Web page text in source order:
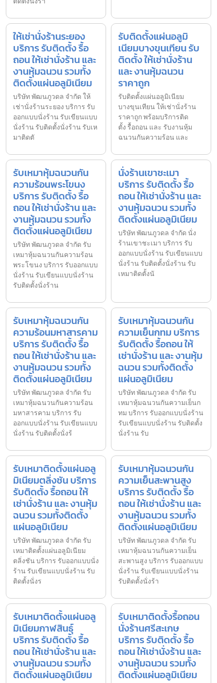
ให้เช่านั่งร้านระยอง
บริการ รับติดตั้ง รื้อ
ถอน ให้เช่านั่งร้าน และ
งานหุ้มฉนวน รวมทั้ง
ติดตั้งแผ่นอลูมิเนียม
บริษัท พัฒนภูวดล จำกัด ให้
เช่านั่งร้านระยอง บริการ รับ
ออกแบบนั่งร้าน รับเขียนแบบ
นั่งร้าน รับติดตั้งนั่งร้าน รับเห
มาติดตั
รับติดตั้งแผ่นอลูมิ
เนียมบางขุนเทียน รับ
ติดตั้ง ให้เช่านั่งร้าน
และ งานหุ้มฉนวน
ราคาถูก
รับติดตั้งแผ่นอลูมิเนียม
บางขุนเทียน ให้เช่านั่งร้าน
ราคาถูก พร้อมบริการติด
ตั้ง รื้อถอน และ รับงานหุ้ม
ฉนวนกันความร้อน และ
รับเหมาหุ้มฉนวนกัน
ความร้อนพระโขนง
บริการ รับติดตั้ง รื้อ
ถอน ให้เช่านั่งร้าน และ
งานหุ้มฉนวน รวมทั้ง
ติดตั้งแผ่นอลูมิเนียม
บริษัท พัฒนภูวดล จำกัด รับ
เหมาหุ้มฉนวนกันความร้อน
พระโขนง บริการ รับออกแบบ
นั่งร้าน รับเขียนแบบนั่งร้าน
รับติดตั้งนั่งร้าน
นั่งร้านเขาชะเมา
บริการ รับติดตั้ง รื้อ
ถอน ให้เช่านั่งร้าน และ
งานหุ้มฉนวน รวมทั้ง
ติดตั้งแผ่นอลูมิเนียม
บริษัท พัฒนภูวดล จำกัด นั่ง
ร้านเขาชะเมา บริการ รับ
ออกแบบนั่งร้าน รับเขียนแบบ
นั่งร้าน รับติดตั้งนั่งร้าน รับ
เหมาติดตั้งนั
รับเหมาหุ้มฉนวนกัน
ความร้อนมหาสารคาม
บริการ รับติดตั้ง รื้อ
ถอน ให้เช่านั่งร้าน และ
งานหุ้มฉนวน รวมทั้ง
ติดตั้งแผ่นอลูมิเนียม
บริษัท พัฒนภูวดล จำกัด รับ
เหมาหุ้มฉนวนกันความร้อน
มหาสารคาม บริการ รับ
ออกแบบนั่งร้าน รับเขียนแบบ
นั่งร้าน รับติดตั้งนั่งร้
รับเหมาหุ้มฉนวนกัน
ความเย็นกทม บริการ
รับติดตั้ง รื้อถอน ให้
เช่านั่งร้าน และ งานหุ้ม
ฉนวน รวมทั้งติดตั้ง
แผ่นอลูมิเนียม
บริษัท พัฒนภูวดล จำกัด รับ
เหมาหุ้มฉนวนกันความเย็นก
ทม บริการ รับออกแบบนั่งร้าน
รับเขียนแบบนั่งร้าน รับติดตั้ง
นั่งร้าน รับ
รับเหมาติดตั้งแผ่นอลู
มิเนียมตลิ่งชัน บริการ
รับติดตั้ง รื้อถอน ให้
เช่านั่งร้าน และ งานหุ้ม
ฉนวน รวมทั้งติดตั้ง
แผ่นอลูมิเนียม
บริษัท พัฒนภูวดล จำกัด รับ
เหมาติดตั้งแผ่นอลูมิเนียม
ตลิ่งชัน บริการ รับออกแบบนั่ง
ร้าน รับเขียนแบบนั่งร้าน รับ
ติดตั้งนั่งร
รับเหมาหุ้มฉนวนกัน
ความเย็นสะพานสูง
บริการ รับติดตั้ง รื้อ
ถอน ให้เช่านั่งร้าน และ
งานหุ้มฉนวน รวมทั้ง
ติดตั้งแผ่นอลูมิเนียม
บริษัท พัฒนภูวดล จำกัด รับ
เหมาหุ้มฉนวนกันความเย็น
สะพานสูง บริการ รับออกแบบ
นั่งร้าน รับเขียนแบบนั่งร้าน
รับติดตั้งนั่งร้า
รับเหมาติดตั้งแผ่นอลู
มิเนียมกาฬสินธุ์
บริการ รับติดตั้ง รื้อ
ถอน ให้เช่านั่งร้าน และ
งานหุ้มฉนวน รวมทั้ง
ติดตั้งแผ่นอลูมิเนียม
รับเหมาติดตั้งรื้อถอน
นั่งร้านศรีสะเกษ
บริการ รับติดตั้ง รื้อ
ถอน ให้เช่านั่งร้าน และ
งานหุ้มฉนวน รวมทั้ง
ติดตั้งแผ่นอลูมิเนียม